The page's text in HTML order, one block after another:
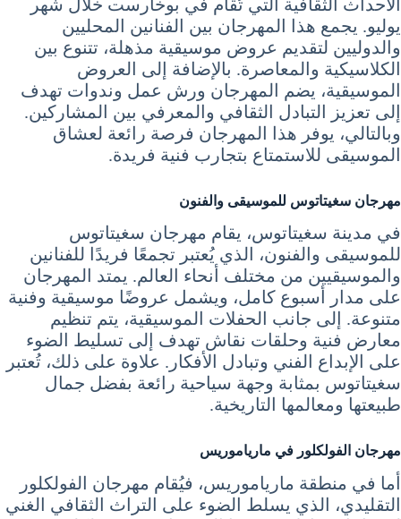
الأحداث الثقافية التي تُقام في بوخارست خلال شهر
يوليو. يجمع هذا المهرجان بين الفنانين المحليين
والدوليين لتقديم عروض موسيقية مذهلة، تتنوع بين
الكلاسيكية والمعاصرة. بالإضافة إلى العروض
الموسيقية، يضم المهرجان ورش عمل وندوات تهدف
إلى تعزيز التبادل الثقافي والمعرفي بين المشاركين.
وبالتالي، يوفر هذا المهرجان فرصة رائعة لعشاق
الموسيقى للاستمتاع بتجارب فنية فريدة.
مهرجان سغيتاتوس للموسيقى والفنون
في مدينة سغيتاتوس، يقام مهرجان سغيتاتوس
للموسيقى والفنون، الذي يُعتبر تجمعًا فريدًا للفنانين
والموسيقيين من مختلف أنحاء العالم. يمتد المهرجان
على مدار أسبوع كامل، ويشمل عروضًا موسيقية وفنية
متنوعة. إلى جانب الحفلات الموسيقية، يتم تنظيم
معارض فنية وحلقات نقاش تهدف إلى تسليط الضوء
على الإبداع الفني وتبادل الأفكار. علاوة على ذلك، تُعتبر
سغيتاتوس بمثابة وجهة سياحية رائعة بفضل جمال
طبيعتها ومعالمها التاريخية.
مهرجان الفولكلور في مارياموريس
أما في منطقة مارياموريس، فيُقام مهرجان الفولكلور
التقليدي، الذي يسلط الضوء على التراث الثقافي الغني